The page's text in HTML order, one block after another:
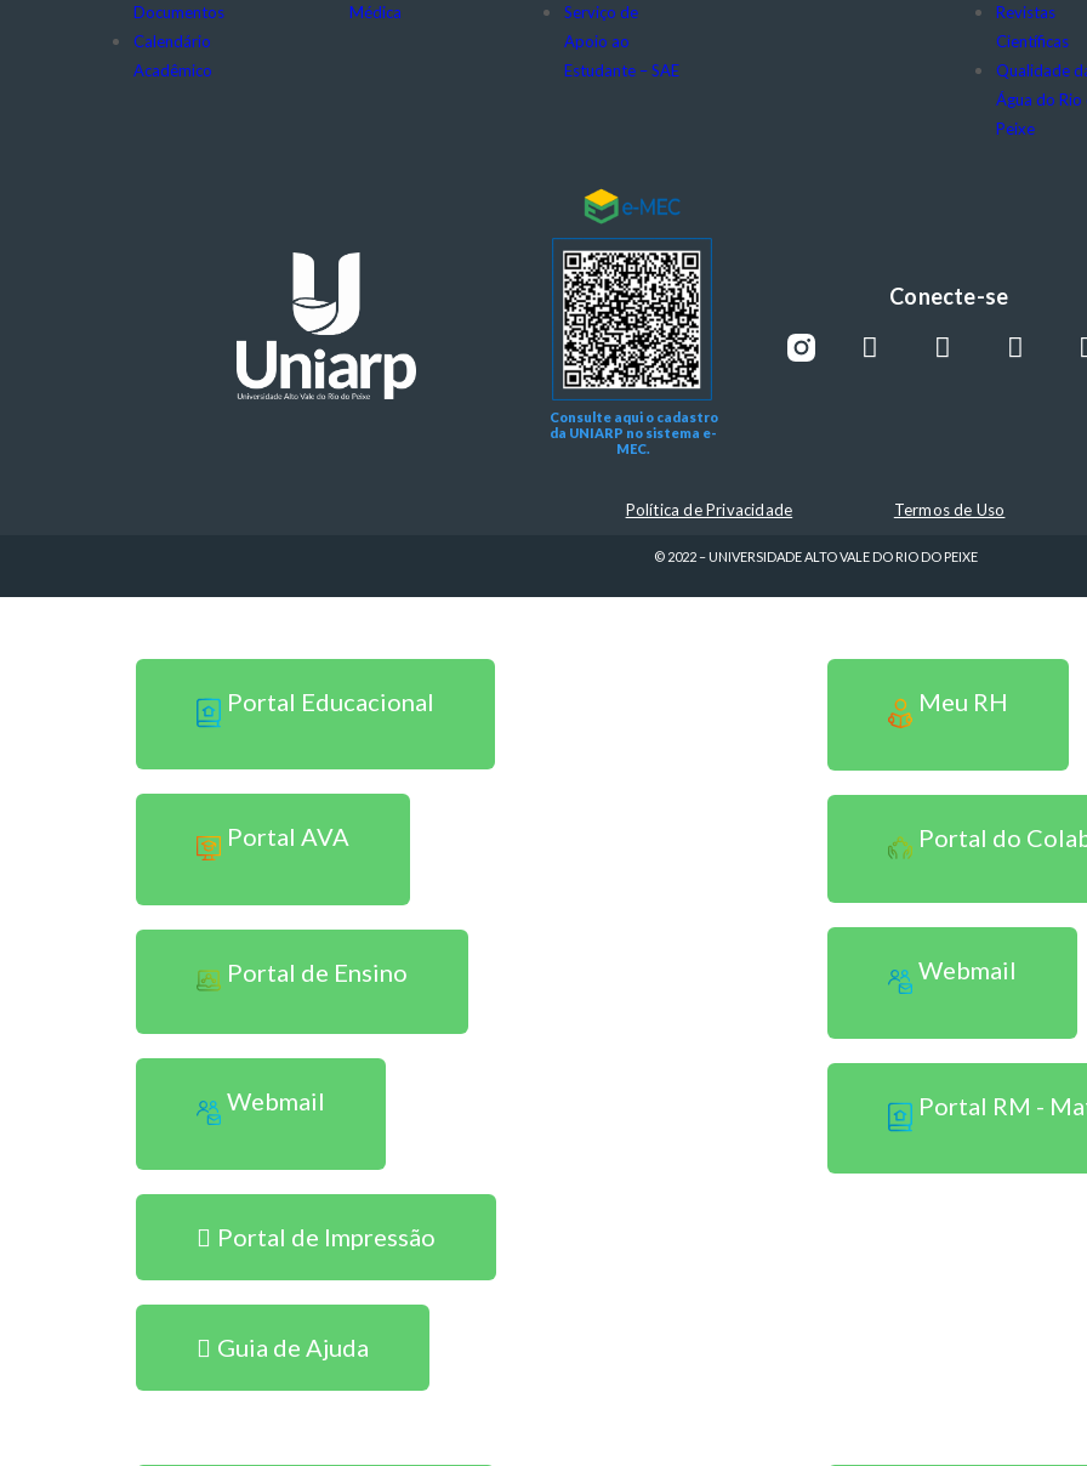
Documentos
Calendário
Acadêmico
Médica
Serviço de
Apoio ao
Estudante – SAE
Revistas
Científicas
Qualidade
Água do Rio
Peixe
Consulte aqui o cadastro
da UNIARP no sistema e-
MEC.
Conecte-se
Política de Privacidade Termos de Uso
© 2022 – UNIVERSIDADE ALTO VALE DO RIO DO PEIXE
Portal Educacional
Portal AVA
Portal de Ensino
Webmail
Portal de Impressão
Guia de Ajuda
Meu RH
Portal do
Webmail
Portal RM -